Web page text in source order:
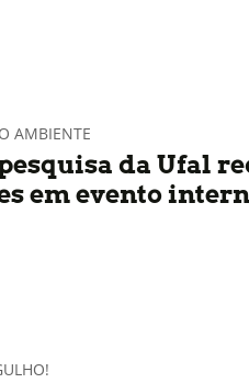
AMBIENTE
da Ufal
em evento